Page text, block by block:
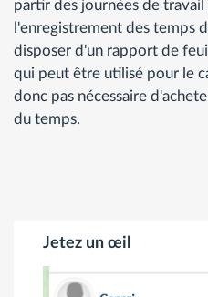
partir des journées de
l'enregistrement des temps
disposer d'un rapport de
qui peut être utilisé pour le
donc pas nécessaire
du temps.
Jetez un œil